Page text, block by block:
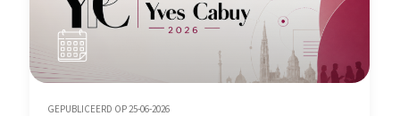
GEPUBLICEERD OP 25-06-2026